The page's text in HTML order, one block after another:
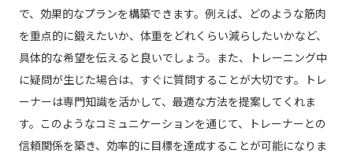
で、効果的なプランを構築できます。例えば、どのような筋肉
を重点的に鍛えたいか、体重をどれくらい減らしたいかなど、
具体的な希望を伝えると良いでしょう。また、トレーニング中
に疑問が生じた場合は、すぐに質問することが大切です。トレ
ーナーは専門知識を活かして、最適な方法を提案してくれま
す。このようなコミュニケーションを通じて、トレーナーとの
信頼関係を築き、効率的に目標を達成することが可能になりま